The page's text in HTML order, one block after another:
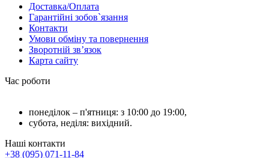
Доставка/Оплата
Гарантійні зобов`язання
Контакти
Умови обміну та повернення
Зворотній зв’язок
Карта сайту
Час роботи
понеділок – п'ятниця: з 10:00 до 19:00,
субота, неділя: вихідний.
Наші контакти
+38 (095) 071-11-84